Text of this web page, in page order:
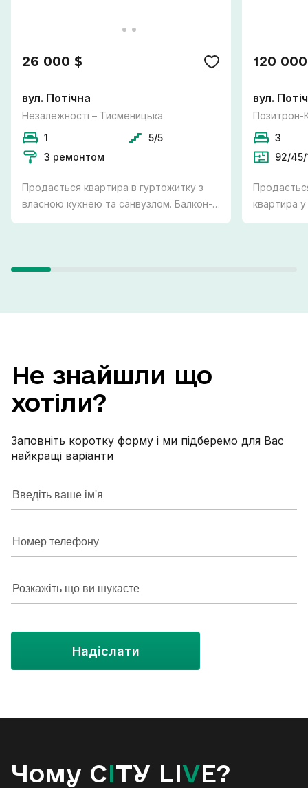
26 000 $
вул. Потічна
Незалежності – Тисменицька
1
5/5
З ремонтом
Продається квартира в гуртожитку з
власною кухнею та санвузлом. Балкон-
бажанні покупця залишаються.
120
вул.
Позитрон-
3
92/45/
квартира
квартири,
Не знайшли що
хотіли?
Заповніть коротку форму і ми підберемо для Вас
найкращі варіанти
Надіслати
Чому CITY LIVE?